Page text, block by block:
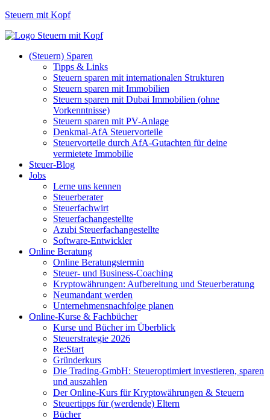
Steuern mit Kopf
(Steuern) Sparen
Tipps & Links
Steuern sparen mit internationalen Strukturen
Steuern sparen mit Immobilien
Steuern sparen mit Dubai Immobilien (ohne
Vorkenntnisse)
Steuern sparen mit PV-Anlage
Denkmal-AfA Steuervorteile
Steuervorteile durch AfA-Gutachten für deine
vermietete Immobilie
Steuer-Blog
Jobs
Lerne uns kennen
Steuerberater
Steuerfachwirt
Steuerfachangestellte
Azubi Steuerfachangestellte
Software-Entwickler
Online Beratung
Online Beratungstermin
Steuer- und Business-Coaching
Kryptowährungen: Aufbereitung und Steuerberatung
Neumandant werden
Unternehmensnachfolge planen
Online-Kurse & Fachbücher
Kurse und Bücher im Überblick
Steuerstrategie 2026
Re:Start
Gründerkurs
Die Trading-GmbH: Steueroptimiert investieren, sparen
und auszahlen
Der Online-Kurs für Kryptowährungen & Steuern
Steuertipps für (werdende) Eltern
Bücher